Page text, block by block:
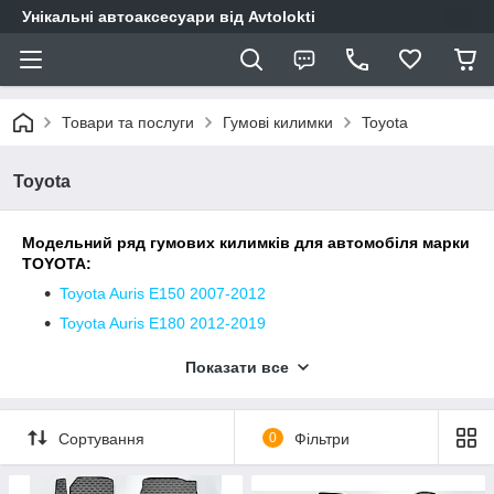
Унікальні автоаксесуари від Avtolokti
Товари та послуги Гумові килимки Toyota
Toyota
Модельний ряд гумових килимків для автомобіля марки
TOYOTA:
Toyota Auris E150 2007-2012
Toyota Auris E180 2012-2019
Toyota bZ3 2022-...
Toyota bZ4X EA10 2023-...
Toyota Camry XV20 1996-2001 USA
Показати все
Сортування 0 Фільтри